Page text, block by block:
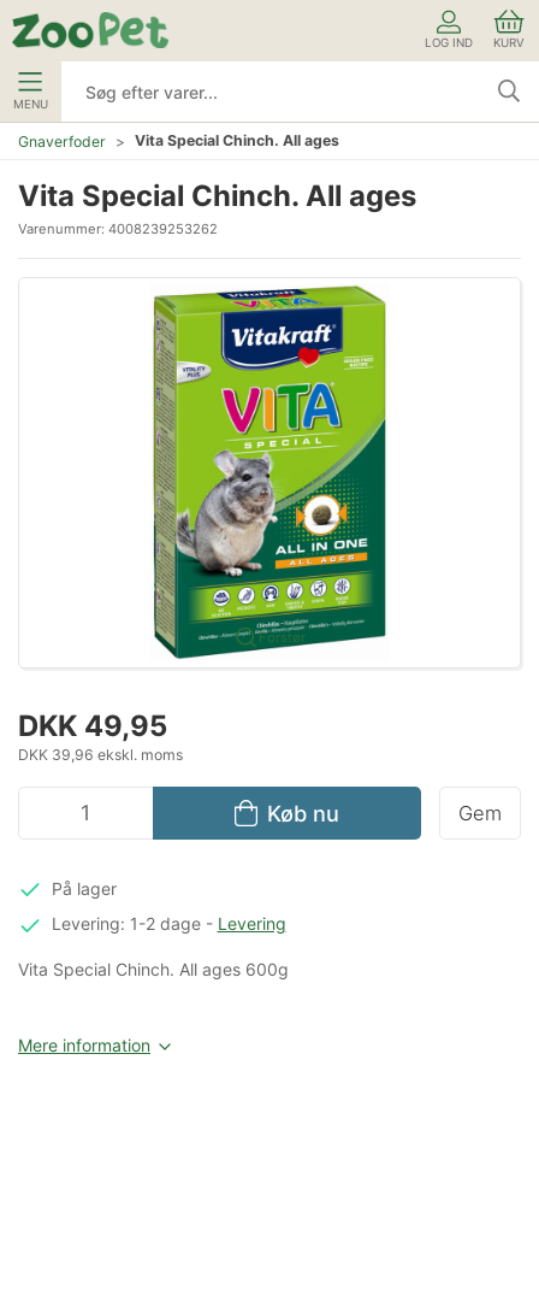
LOG IND KURV
MENU
Gnaverfoder Vita Special Chinch. All ages
Vita Special Chinch. All ages
Varenummer: 4008239253262
Forstør
DKK 49,95
DKK 39,96 ekskl. moms
Køb nu Gem
På lager
Levering: 1-2 dage- Levering
Vita Special Chinch. All ages 600g
Mere information